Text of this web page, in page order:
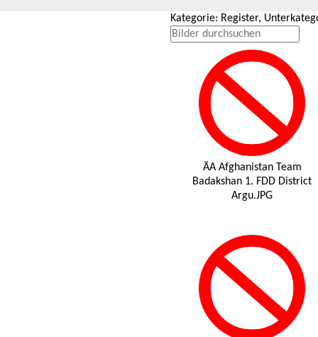
Kategorie: Register,
ÄA Afghanistan Team
Badakshan 1. FDD District
Argu.JPG